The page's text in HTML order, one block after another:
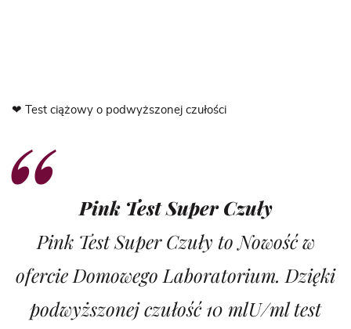
❤ Test ciążowy o podwyższonej czułości
Pink Test Super Czuły
Pink Test Super Czuły to Nowość w
ofercie Domowego Laboratorium. Dzięki
podwyższonej czułość 10 mlU/ml test